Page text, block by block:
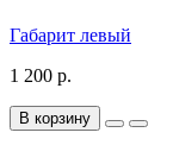
Габарит левый
1 200 р.
В корзину